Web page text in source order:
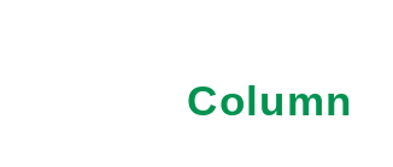
Column